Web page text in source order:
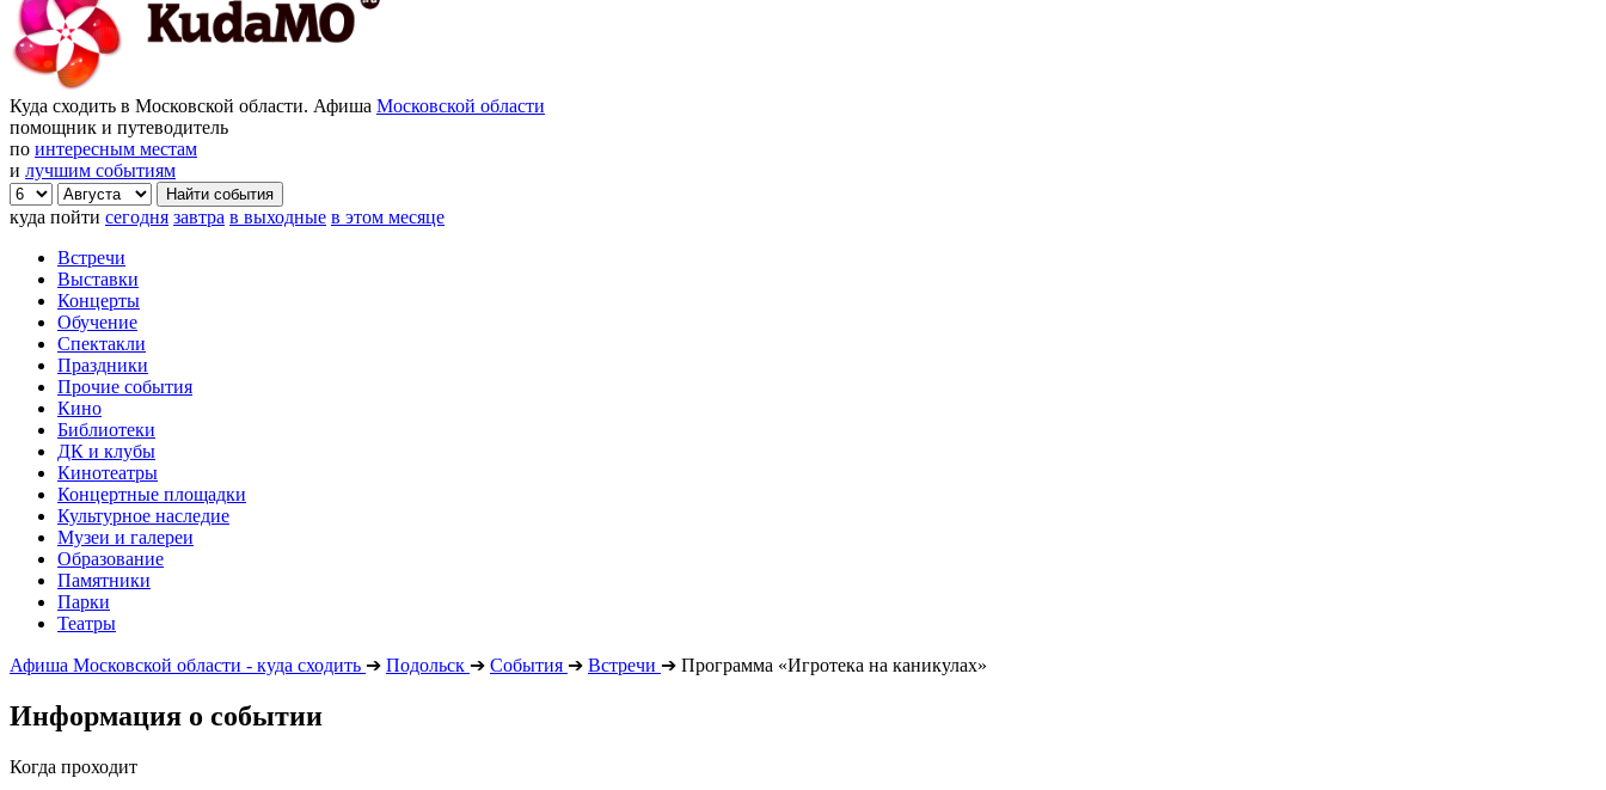
Куда сходить в Московской области. Афиша Московской области
помощник и путеводитель
по интересным местам
и лучшим событиям
куда пойти сегодня завтра в выходные в этом месяце
Встречи
Выставки
Концерты
Обучение
Спектакли
Праздники
Прочие события
Кино
Библиотеки
ДК и клубы
Кинотеатры
Концертные площадки
Культурное наследие
Музеи и галереи
Образование
Памятники
Парки
Театры
Афиша Московской области - куда сходить ➔ Подольск ➔ События ➔ Встречи ➔ Программа «Игротека на каникулах»
Информация о событии
Когда проходит